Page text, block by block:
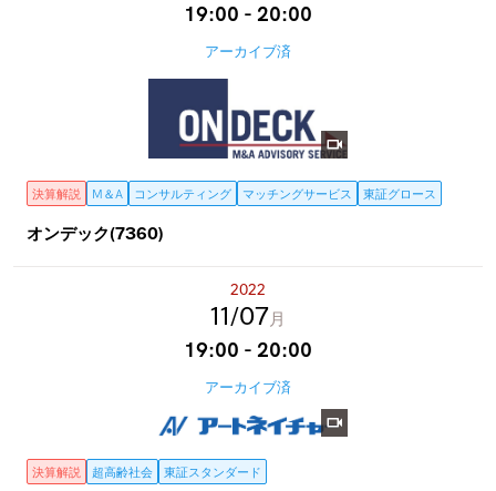
19:00 - 20:00
アーカイブ済
決算解説 M＆A コンサルティング マッチングサービス 東証グロース
オンデック(7360)
2022
11 07月
19:00 - 20:00
アーカイブ済
決算解説 超高齢社会 東証スタンダード